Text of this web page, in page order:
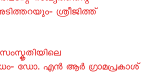
ശ്രീജിത്ത്‌
ഡോ. എൻ ആർ ഗ്രാമപ്രകാശ്